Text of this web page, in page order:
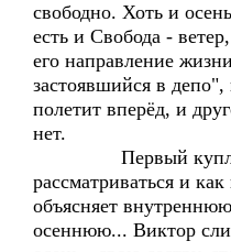
свободно. Хоть и
есть и Свобода -
его направление
застоявшийся в
полетит вперёд, и
нет.
Первый
рассматриваться и
объясняет
осеннюю... Виктор